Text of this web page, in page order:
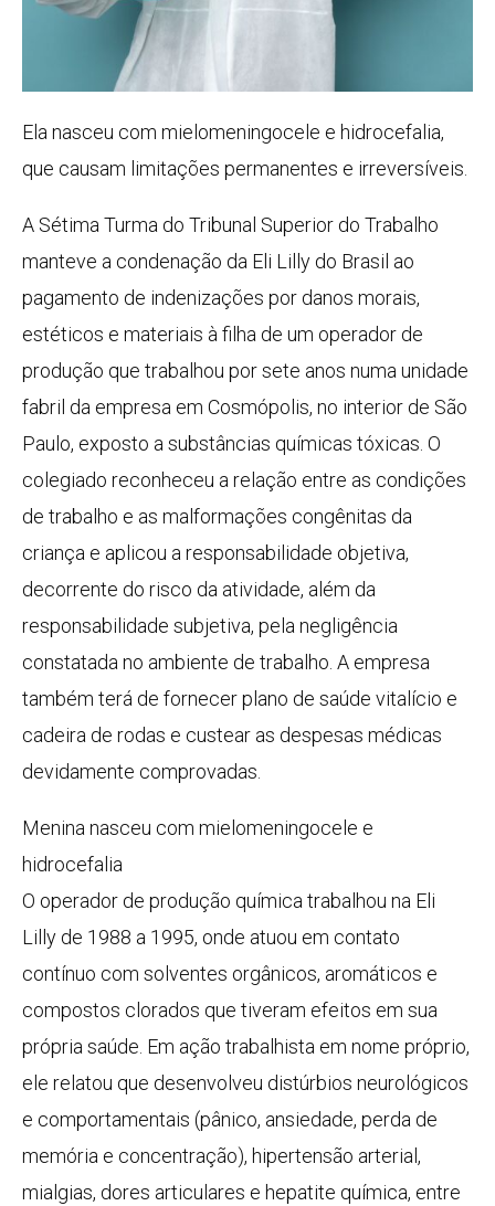
Ela nasceu com mielomeningocele e hidrocefalia,
que causam limitações permanentes e irreversíveis.
A Sétima Turma do Tribunal Superior do Trabalho
manteve a condenação da Eli Lilly do Brasil ao
pagamento de indenizações por danos morais,
estéticos e materiais à filha de um operador de
produção que trabalhou por sete anos numa unidade
fabril da empresa em Cosmópolis, no interior de São
Paulo, exposto a substâncias químicas tóxicas. O
colegiado reconheceu a relação entre as condições
de trabalho e as malformações congênitas da
criança e aplicou a responsabilidade objetiva,
decorrente do risco da atividade, além da
responsabilidade subjetiva, pela negligência
constatada no ambiente de trabalho. A empresa
também terá de fornecer plano de saúde vitalício e
cadeira de rodas e custear as despesas médicas
devidamente comprovadas.
Menina nasceu com mielomeningocele e
hidrocefalia
O operador de produção química trabalhou na Eli
Lilly de 1988 a 1995, onde atuou em contato
contínuo com solventes orgânicos, aromáticos e
compostos clorados que tiveram efeitos em sua
própria saúde. Em ação trabalhista em nome próprio,
ele relatou que desenvolveu distúrbios neurológicos
e comportamentais (pânico, ansiedade, perda de
memória e concentração), hipertensão arterial,
mialgias, dores articulares e hepatite química, entre